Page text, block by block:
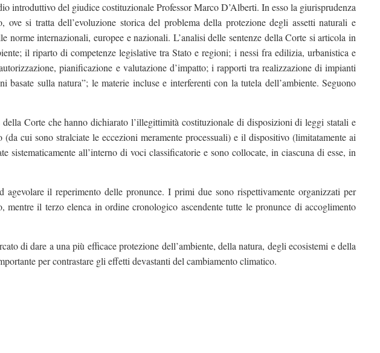
introduttivo del giudice costituzionale Professor Marco D’Alberti. In esso la giurisprudenza
si tratta dell’evoluzione storica del problema della protezione degli assetti naturali e
norme internazionali, europee e nazionali. L’analisi delle sentenze della Corte si articola in
il riparto di competenze legislative tra Stato e regioni; i nessi fra edilizia, urbanistica e
pianificazione e valutazione d’impatto; i rapporti tra realizzazione di impianti
sulla natura”; le materie incluse e interferenti con la tutela dell’ambiente. Seguono
Corte che hanno dichiarato l’illegittimità costituzionale di disposizioni di leggi statali e
cui sono stralciate le eccezioni meramente processuali) e il dispositivo (limitatamente ai
sistematicamente all’interno di voci classificatorie e sono collocate, in ciascuna di esse, in
il reperimento delle pronunce. I primi due sono rispettivamente organizzati per
mentre il terzo elenca in ordine cronologico ascendente tutte le pronunce di accoglimento
di dare a una più efficace protezione dell’ambiente, della natura, degli ecosistemi e della
per contrastare gli effetti devastanti del cambiamento climatico.